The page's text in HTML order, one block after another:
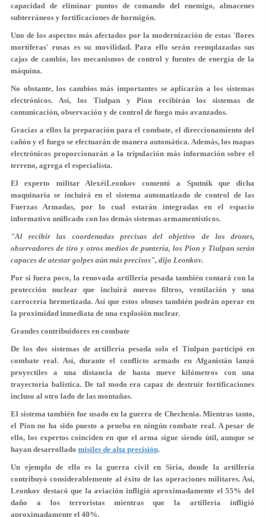
capacidad de eliminar puntos de comando del enemigo, almacenes
subterráneos y fortificaciones de hormigón.
Uno de los aspectos más afectados por la modernización de estas 'flores
mortíferas' rusas es su movilidad. Para ello serán reemplazadas sus
cajas de cambio, los mecanismos de control y fuentes de energía de la
máquina.
No obstante, los cambios más importantes se aplicarán a los sistemas
electrónicos. Así, los Tiulpan y Pion recibirán los sistemas de
comunicación, observación y de control de fuego más avanzados.
Gracias a ellos la preparación para el combate, el direccionamiento del
cañón y el fuego se efectuarán de manera automática. Además, los mapas
electrónicos proporcionarán a la tripulación más información sobre el
terreno, agrega el especialista.
El experto militar AlexéiLeonkov comentó a Sputnik que dicha
maquinaría se incluirá en el sistema automatizado de control de las
Fuerzas Armadas, por lo cual estarán integradas en el espacio
informativo unificado con los demás sistemas armamentísticos.
"Al recibir las coordenadas precisas del objetivo de los drones,
observadores de tiro y otros medios de puntería, los Pion y Tiulpan serán
capaces de atestar golpes aún más precisos", dijo Leonkov.
Por si fuera poco, la renovada artillería pesada también contará con la
protección nuclear que incluirá nuevos filtros, ventilación y una
carrocería hermetizada. Así que estos obuses también podrán operar en
la proximidad inmediata de una explosión nuclear.
Grandes contribuidores en combate
De los dos sistemas de artillería pesada solo el Tiulpan participó en
combate real. Así, durante el conflicto armado en Afganistán lanzó
proyectiles a una distancia de hasta nueve kilómetros con una
trayectoria balística. De tal modo era capaz de destruir fortificaciones
incluso al otro lado de las montañas.
El sistema también fue usado en la guerra de Chechenia. Mientras tanto,
el Pion no ha sido puesto a prueba en ningún combate real. A pesar de
ello, los expertos coinciden en que el arma sigue siendo útil, aunque se
hayan desarrollado misiles de alta precisión.
Un ejemplo de ello es la guerra civil en Siria, donde la artillería
contribuyó considerablemente al éxito de las operaciones militares. Así,
Leonkov destacó que la aviación infligió aproximadamente el 55% del
daño a los terroristas mientras que la artillería infligió
aproximadamente el 40%.